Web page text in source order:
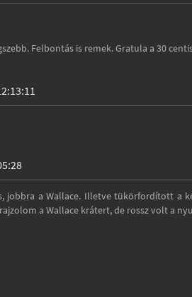
Felbontás is remek. Gratula a 30
jobbra a Wallace. Illetve tükörfordított a
a Wallace krátert, de rossz volt a